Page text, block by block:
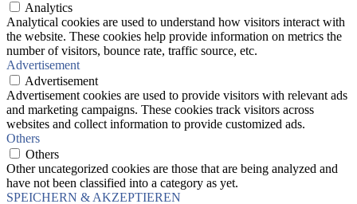
Analytics
Analytical cookies are used to understand how visitors interact with
the website. These cookies help provide information on metrics the
number of visitors, bounce rate, traffic source, etc.
Advertisement
Advertisement
Advertisement cookies are used to provide visitors with relevant ads
and marketing campaigns. These cookies track visitors across
websites and collect information to provide customized ads.
Others
Others
Other uncategorized cookies are those that are being analyzed and
have not been classified into a category as yet.
SPEICHERN & AKZEPTIEREN